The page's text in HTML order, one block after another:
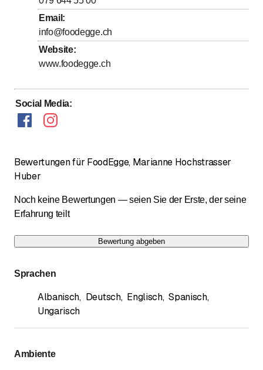
Samstag
Sonntag
Email :
info@foodegge.ch
Website:
www.foodegge.ch
Social Media:
Bewertungen für FoodEgge, Marianne Hochstrasser
Huber
Noch keine Bewertungen — seien Sie der Erste, der seine
Erfahrung teilt
Bewertung abgeben
Sprachen
Albanisch, Deutsch, Englisch, Spanisch,
Ungarisch
Ambiente